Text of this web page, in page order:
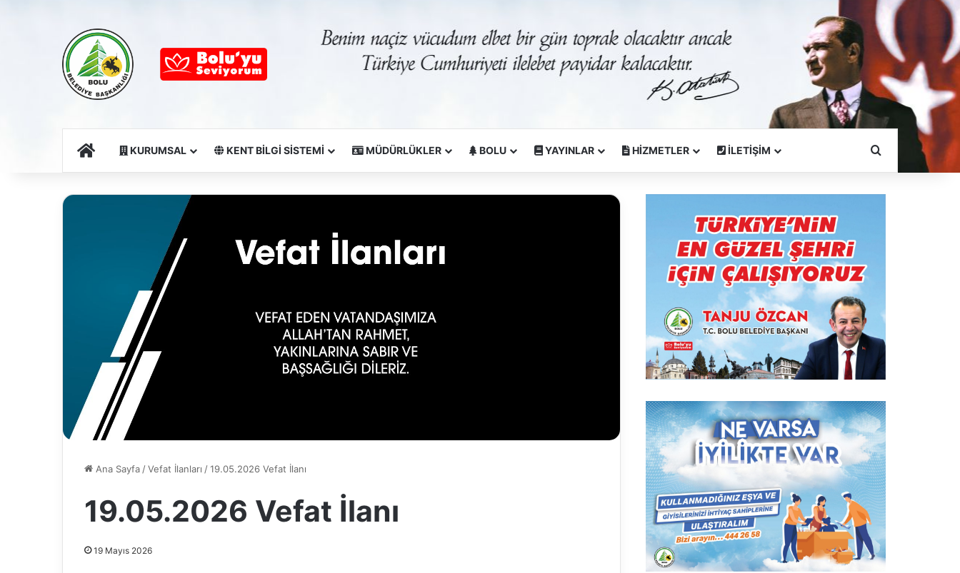
Ana SayfaKURUMSAL KENT BİLGİ SİSTEMİ MÜDÜRLÜKLER BOLU YAYINLAR HİZMETLER İLETİŞİM Arama Yapın
Ana Sayfa/Vefat İlanları /19.05.2026 Vefat İlanı
19.05.2026 Vefat İlanı
19 Mayıs 2026